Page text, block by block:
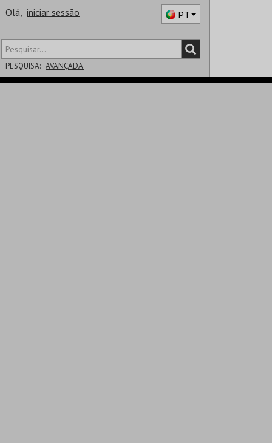
Olá, iniciar sessão PT
PESQUISA: AVANÇADA